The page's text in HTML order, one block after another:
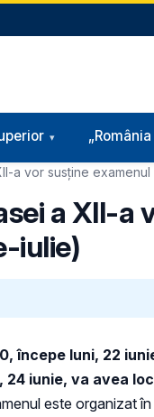
a vor susține
a XII-
iulie)
începe luni, 22
iunie, va avea
este organizat